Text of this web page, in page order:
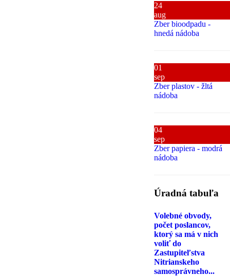
24
aug
Zber bioodpadu -
hnedá nádoba
01
sep
Zber plastov - žltá
nádoba
04
sep
Zber papiera - modrá
nádoba
Úradná tabuľa
Volebné obvody,
počet poslancov,
ktorý sa má v nich
voliť do
Zastupiteľstva
Nitrianskeho
samosprávneho...